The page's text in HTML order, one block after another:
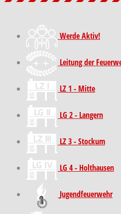
Werde Aktiv!
Leitung der
LZ 1 - Mitte
LG 2 - Langern
LZ 3 - Stockum
LG 4 - Holthausen
Jugendfeuerwehr